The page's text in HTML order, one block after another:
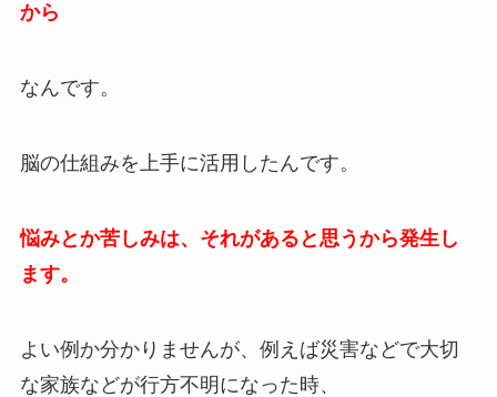
から
なんです。
脳の仕組みを上手に活用したんです。
悩みとか苦しみは、それがあると思うから発生し
ます。
よい例か分かりませんが、例えば災害などで大切
な家族などが行方不明になった時、